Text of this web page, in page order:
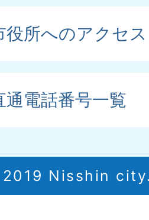
役所へのアクセス
通電話番号一覧
Nisshin